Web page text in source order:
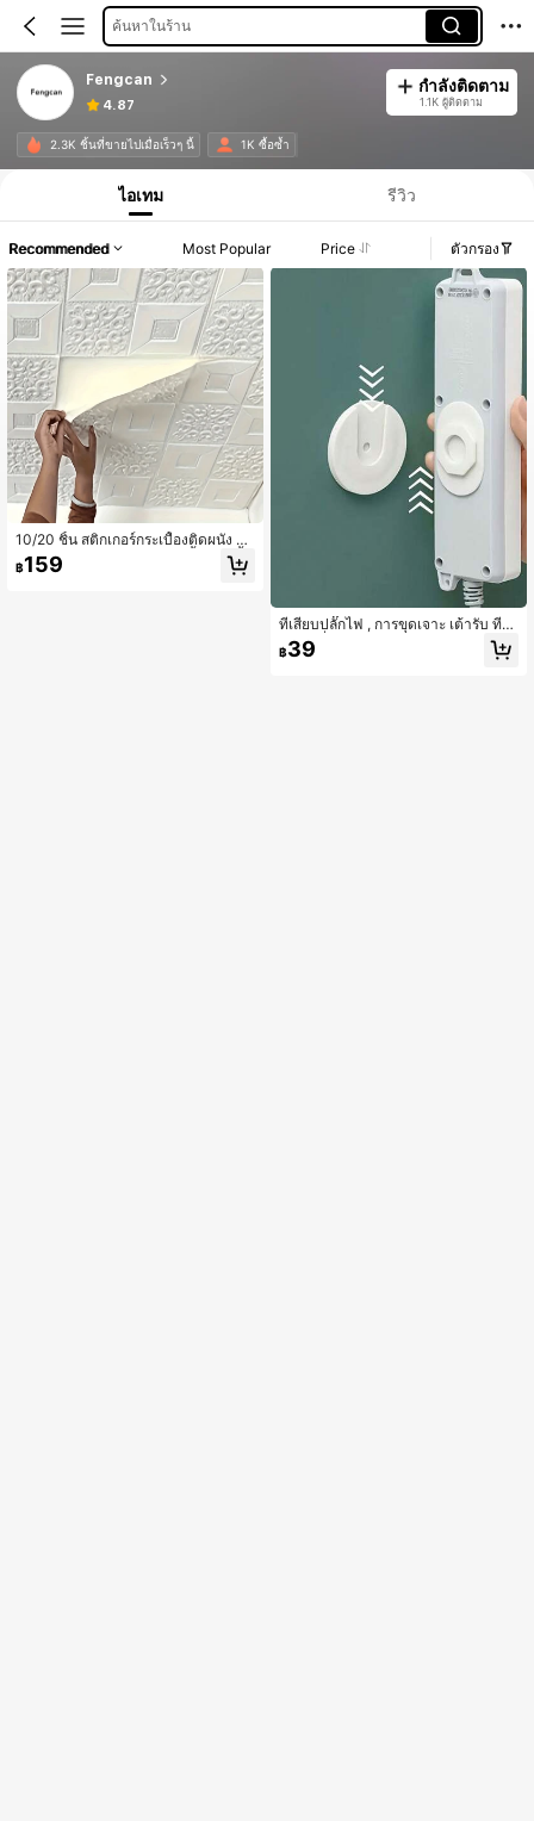
ค้นหาในร้าน
Fengcan
4.87
กำลังติดตาม
1.1K ผู้ติดตาม
2.3K ชิ้นที่ขายไปเมื่อเร็วๆ นี้ 1K ซื้อซ้ำ
ไอเทม รีวิว
Recommended Most Popular Price ตัวกรอง
10/20 ชิ้น สติกเกอร์กระเบื้องติดผนัง 3
มิติ, แผงผนังโฟมแปะติด กันน้ำ กระเบื้อ
งเพดาน, ติดและถอดง่าย ทำความสะอ
฿159
ที่เสียบปลั๊กไฟ , การขุดเจาะ เต้ารับ ที่ต
ายตัว ที่แขวน , เดสก์ทอป , กำแพง , มัล
ติฟังก์ชั่น ยึดติด ที่แขวน , เหนียว ชั้นเก็
฿39